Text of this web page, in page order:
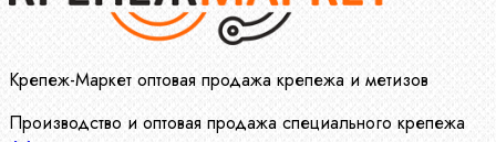
Крепеж-Маркет оптовая продажа крепежа и метизов
Производство и оптовая продажа специального крепежа